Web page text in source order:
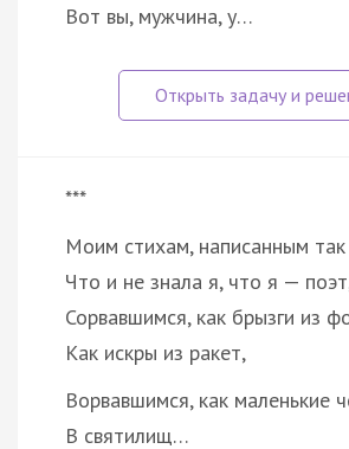
Вот вы, мужчина, у…
***
Моим стихам, написанным
Что и не знала я, что я —
Сорвавшимся, как брызги из
Как искры из ракет,
Ворвавшимся, как маленькие
В святилищ…